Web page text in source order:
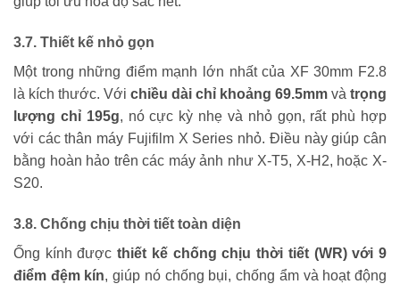
3.7. Thiết kế nhỏ gọn
Một trong những điểm mạnh lớn nhất của XF 30mm F2.8
là kích thước. Với chiều dài chỉ khoảng 69.5mm và trọng
lượng chỉ 195g, nó cực kỳ nhẹ và nhỏ gọn, rất phù hợp
với các thân máy Fujifilm X Series nhỏ. Điều này giúp cân
bằng hoàn hảo trên các máy ảnh như X-T5, X-H2, hoặc X-
S20.
3.8. Chống chịu thời tiết toàn diện
Ống kính đượcthiết kế chống chịu thời tiết (WR) với 9
điểm đệm kín, giúp nó chống bụi, chống ẩm và hoạt động